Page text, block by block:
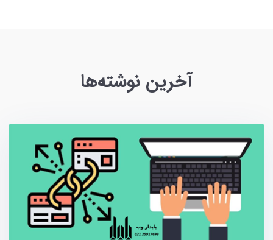
آخرین نوشته‌ها